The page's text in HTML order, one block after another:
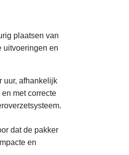
plaatsen van
uitvoeringen en
uur, afhankelijk
met correcte
dat de pakker
en